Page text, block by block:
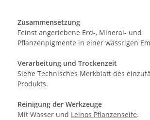
Zusammensetzung
Feinst angeriebene Erd-, Mineral- und
Pflanzenpigmente in einer wässrigen
Verarbeitung und Trockenzeit
Siehe Technisches Merkblatt des
Produkts.
Reinigung der Werkzeuge
Mit Wasser und Leinos Pflanzenseife.